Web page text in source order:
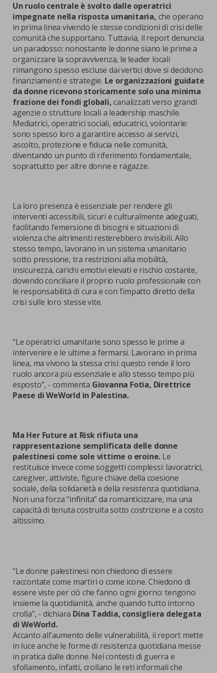
Un ruolo centrale è svolto dalle operatrici
impegnate nella risposta umanitaria, che operano
in prima linea vivendo le stesse condizioni di crisi delle
comunità che supportano. Tuttavia, il report denuncia
un paradosso: nonostante le donne siano le prime a
organizzare la sopravvivenza, le leader locali
rimangono spesso escluse dai vertici dove si decidono
finanziamenti e strategie. Le organizzazioni guidate
da donne ricevono storicamente solo una minima
frazione dei fondi globali,canalizzati verso grandi
agenzie o strutture locali a leadership maschile.
Mediatrici, operatrici sociali, educatrici, volontarie:
sono spesso loro a garantire accesso ai servizi,
ascolto, protezione e fiducia nelle comunità,
diventando un punto di riferimento fondamentale,
soprattutto per altre donne e ragazze.
La loro presenza è essenziale per rendere gli
interventi accessibili, sicuri e culturalmente adeguati,
facilitando l’emersione di bisogni e situazioni di
violenza che altrimenti resterebbero invisibili. Allo
stesso tempo, lavorano in un sistema umanitario
sotto pressione, tra restrizioni alla mobilità,
insicurezza, carichi emotivi elevati e rischio costante,
dovendo conciliare il proprio ruolo professionale con
le responsabilità di cura e con l’impatto diretto della
crisi sulle loro stesse vite.
“Le operatrici umanitarie sono spesso le prime a
intervenire e le ultime a fermarsi. Lavorano in prima
linea, ma vivono la stessa crisi: questo rende il loro
ruolo ancora più essenziale e allo stesso tempo più
esposto”, - commenta Giovanna Fotia, Direttrice
Paese di WeWorld in Palestina.
Ma Her Future at Risk rifiuta una
rappresentazione semplificata delle donne
palestinesi come sole vittime o eroine. Le
restituisce invece come soggetti complessi: lavoratrici,
caregiver, attiviste, figure chiave della coesione
sociale, della solidarietà e della resistenza quotidiana.
Non una forza “infinita” da romanticizzare, ma una
capacità di tenuta costruita sotto costrizione e a costo
altissimo.
“Le donne palestinesi non chiedono di essere
raccontate come martiri o come icone. Chiedono di
essere viste per ciò che fanno ogni giorno: tengono
insieme la quotidianità, anche quando tutto intorno
crolla”, - dichiara Dina Taddia, consigliera delegata
di WeWorld.
Accanto all’aumento delle vulnerabilità, il report mette
in luce anche le forme di resistenza quotidiana messe
in pratica dalle donne. Nei contesti di guerra e
sfollamento, infatti, crollano le reti informali che